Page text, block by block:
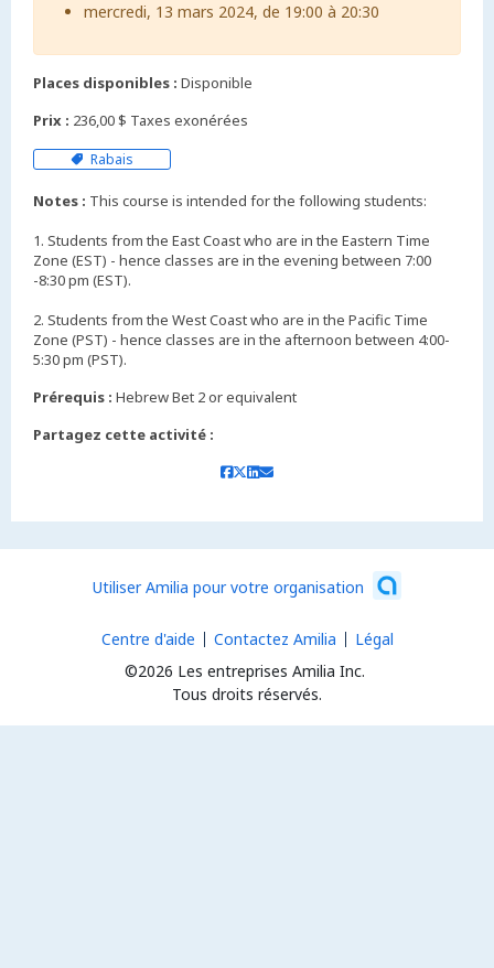
mercredi, 13 mars 2024, de 19:00 à 20:30
Places disponibles : Disponible
Prix : 236,00 $ Taxes exonérées
Rabais
Notes : This course is intended for the following students:
1. Students from the East Coast who are in the Eastern Time
Zone (EST) - hence classes are in the evening between 7:00
-8:30 pm (EST).
2. Students from the West Coast who are in the Pacific Time
Zone (PST) - hence classes are in the afternoon between 4:00-
5:30 pm (PST).
Prérequis : Hebrew Bet 2 or equivalent
Partagez cette activité :
Utiliser Amilia pour votre organisation
©2026 Les entreprises Amilia Inc.
Tous droits réservés.
Centre d'aide Contactez Amilia Légal